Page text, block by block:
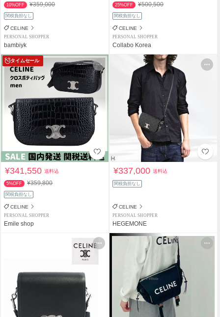
10%OFF ¥359,000
関税負担なし
CELINE
PERSONAL SHOPPER
bambiyk
25%OFF ¥500,500
関税負担なし
CELINE
PERSONAL SHOPPER
Collabo Korea
タイムセール
¥341,550送料込
5%OFF ¥359,800
関税負担なし
CELINE
PERSONAL SHOPPER
Emile shop
¥337,000送料込
関税負担なし
CELINE
PERSONAL SHOPPER
HEGEMONE